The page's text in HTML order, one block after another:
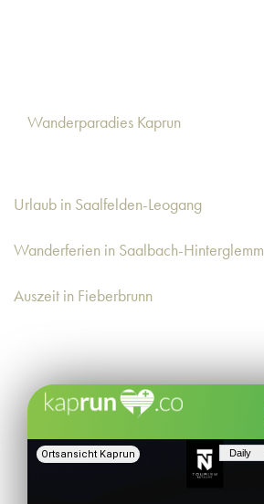
Wanderparadies Kaprun
Urlaub in Saalfelden-Leogang
Wanderferien in Saalbach-Hinterglemm
Auszeit in Fieberbrunn
Ortsansicht Kaprun